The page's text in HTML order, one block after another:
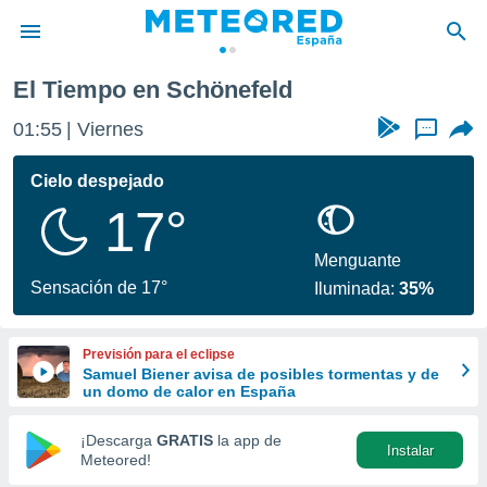
de
por
se
calidad.
a este
las
y
forma
digital
basada
El Tiempo en Schönefeld
01:55 Viernes ...
Cielo despejado
17°
Sensación de 17°
Menguante
Iluminada:35%
Previsión para el eclipse
Samuel Biener avisa de posibles tormentas y de
un domo de calor en España
¡Descarga GRATIS la app de
Meteored!
Instalar